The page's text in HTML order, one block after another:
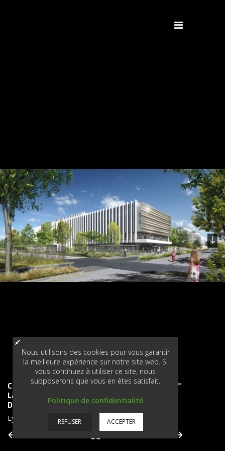
CONSTRUCTION D’UN BATIMENT A USAGE DE
LABORATOIRES ET DE BUREAUX SUR LE SITE
DE L’ANSES
Lyon Gerland (69)
Nous utilisons des cookies pour vous garantir
la meilleure expérience sur notre site web. Si
vous continuez à utiliser ce site, nous
supposerons que vous en êtes satisfait.
Politique de confidentialité
REFUSER ACCEPTER